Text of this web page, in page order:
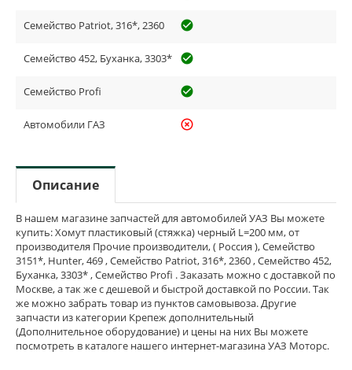
Семейство Patriot, 316*, 2360 check_circle_outline
Семейство 452, Буханка, 3303* check_circle_outline
Семейство Profi check_circle_outline
Автомобили ГАЗ highlight_off
Описание
В нашем магазине запчастей для автомобилей УАЗ Вы можете
купить: Хомут пластиковый (стяжка) черный L=200 мм, от
производителя Прочие производители, ( Россия ), Семейство
3151*, Hunter, 469 , Семейство Patriot, 316*, 2360 , Семейство 452,
Буханка, 3303* , Семейство Profi . Заказать можно с доставкой по
Москве, а так же с дешевой и быстрой доставкой по России. Так
же можно забрать товар из пунктов самовывоза. Другие
запчасти из категории Крепеж дополнительный
(Дополнительное оборудование) и цены на них Вы можете
посмотреть в каталоге нашего интернет-магазина УАЗ Моторс.